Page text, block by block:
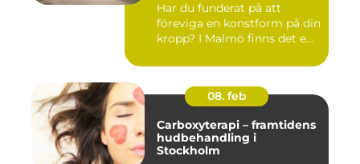
Har du funderat på att
föreviga en konstform på din
kropp? I Malmö finns det e...
08. feb
Carboxyterapi – framtidens
hudbehandling i
Stockholm